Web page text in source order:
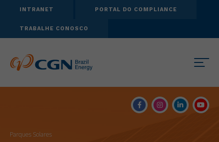
INTRANET PORTAL DO COMPLIANCE
TRABALHE CONOSCO
Parques Solares